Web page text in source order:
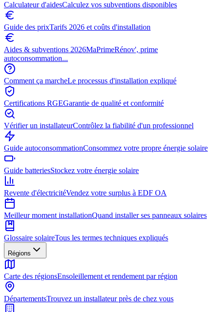
Calculateur d'aidesCalculez vos subventions disponibles
Guide des prixTarifs 2026 et coûts d'installation
Aides & subventions 2026MaPrimeRénov', prime
autoconsommation...
Comment ça marcheLe processus d'installation expliqué
Certifications RGEGarantie de qualité et conformité
Vérifier un installateurContrôlez la fiabilité d'un professionnel
Guide autoconsommationConsommez votre propre énergie solaire
Guide batteriesStockez votre énergie solaire
Revente d'électricitéVendez votre surplus à EDF OA
Meilleur moment installationQuand installer ses panneaux solaires
Glossaire solaireTous les termes techniques expliqués
Régions
Carte des régionsEnsoleillement et rendement par région
DépartementsTrouvez un installateur près de chez vous